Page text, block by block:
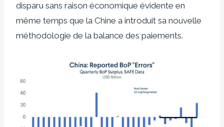
disparu sans raison économique évidente en
même temps que la Chine a introduit sa nouvelle
méthodologie de la balance des paiements.